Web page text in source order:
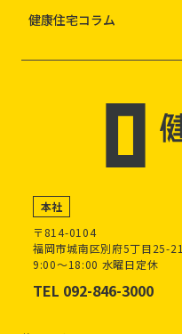
健康住宅コラム
本社
〒814-0104
福岡市城南区別府5丁目25-21
9:00～18:00 水曜日定休
TEL 092-846-3000